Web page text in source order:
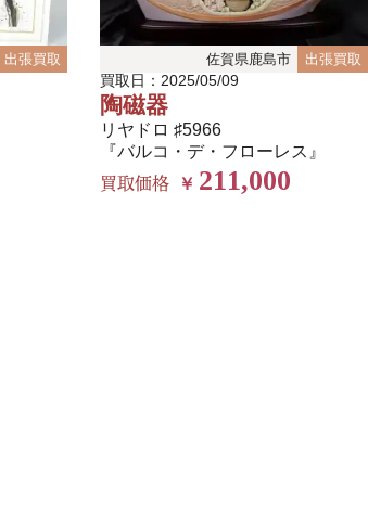
出張買取
佐賀県鹿島市
出張買取
買取日：2025/05/09
陶磁器
リヤドロ ♯5966
『バルコ・デ・フローレス』
買取価格 ￥ 211,000